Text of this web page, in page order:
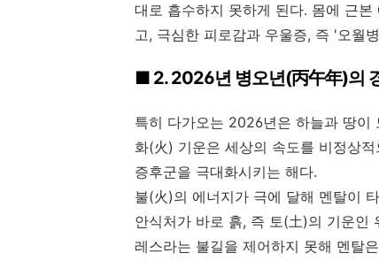
대로 흡수하지 못하게 된다. 몸에 근
고, 극심한 피로감과 우울증, 즉 '오월
■ 2. 2026년 병오년(丙午年)의
특히 다가오는 2026년은 하늘과 땅이
화(火) 기운은 세상의 속도를 비정상
증후군을 극대화시키는 해다.
불(火)의 에너지가 극에 달해 멘탈이
안식처가 바로 흙, 즉 토(土)의 기운인
레스라는 불길을 제어하지 못해 멘탈